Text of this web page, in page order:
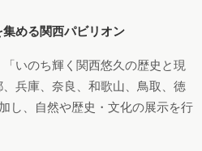
める関西パビリオン
いのち輝く関西悠久の歴史と現
兵庫、奈良、和歌山、鳥取、徳
し、自然や歴史・文化の展示を行